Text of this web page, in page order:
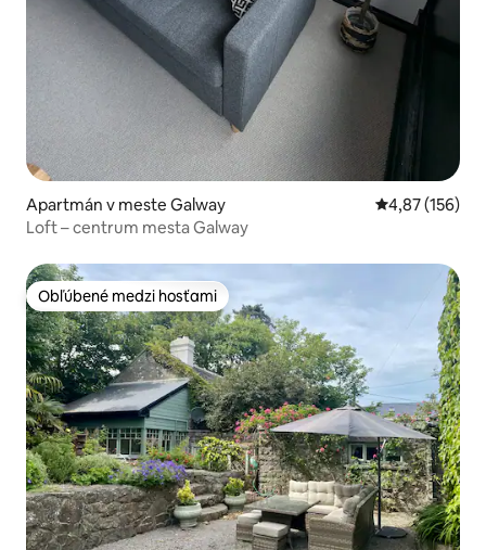
Apartmán v meste Galway Priemerné
4,87 (156)
Loft – centrum mesta Galway
Obľúbené medzi hosťami
Obľúbené medzi hosťami